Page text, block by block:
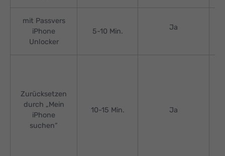
mit Passvers
iPhone
Unlocker
5-10 Min. Ja
Zurücksetzen
durch „Mein
iPhone
suchen“
10-15 Min. Ja